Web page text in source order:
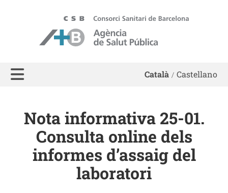
ASPB - Agència de Salut Pública de Barcelona
Català Castellano
Nota informativa 25-01.
Consulta online dels
informes d’assaig del
laboratori